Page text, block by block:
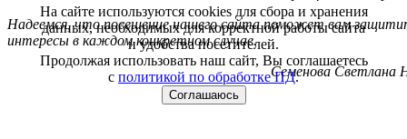
Надеемся, что посещение нашего сайта поможет вам
интересы в каждом конкретном случае.
Семенова Светлана
На сайте используются cookies для сбора и хранения
данных, необходимых для корректной работы сайта
и удобства посетителей.
Продолжая использовать наш сайт, Вы соглашаетесь
с политикой по обработке ПД.
Соглашаюсь